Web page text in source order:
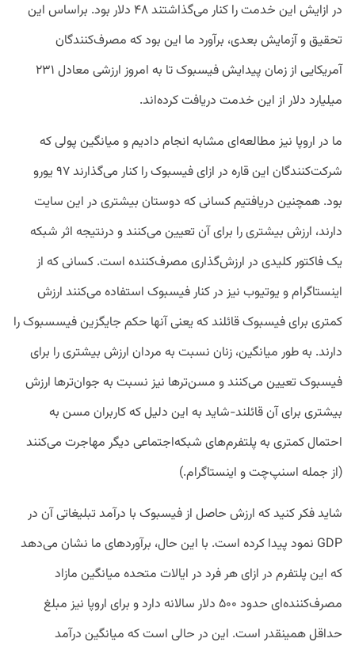
در ازایش این خدمت را کنار می‌گذاشتند ۴۸ دلار بود. براساس این
تحقیق و آزمایش بعدی، برآورد ما این بود که مصرف‌کنندگان
آمریکایی از زمان پیدایش فیسبوک تا به امروز ارزشی معادل ۲۳۱
میلیارد دلار از این خدمت دریافت کرده‌اند.
ما در اروپا نیز مطالعه‌ای مشابه انجام دادیم و میانگین پولی که
شرکت‌کنندگان این قاره در ازای فیسبوک را کنار می‌گذارند ۹۷ یورو
بود. همچنین دریافتیم کسانی که دوستان بیشتری در این سایت
دارند، ارزش بیشتری را برای آن تعیین می‌کنند و درنتیجه اثر شبکه
یک فاکتور کلیدی در ارزش‌گذاری مصرف‌کننده است. کسانی که از
اینستاگرام و یوتیوب نیز در کنار فیسبوک استفاده می‌کنند ارزش
کمتری برای فیسبوک قائلند که یعنی آنها حکم جایگزین فیسسبوک را
دارند. به طور میانگین، زنان نسبت به مردان ارزش بیشتری را برای
فیسبوک تعیین می‌کنند و مسن‌تر‌ها نیز نسبت به جوان‌تر‌ها ارزش
بیشتری برای آن قائلند-شاید به این دلیل که کاربران مسن به
احتمال کمتری به پلتفرم‌های شبکه‌اجتماعی دیگر مهاجرت می‌کنند
(از جمله اسنپ‌چت و اینستاگرام.)
شاید فکر کنید که ارزش حاصل از فیسبوک با درآمد تبلیغاتی آن در
GDP نمود پیدا کرده است. با این حال، برآورد‌های ما نشان می‌دهد
که این پلتفرم در ازای هر فرد در ایالات متحده میانگین مازاد
مصرف‌کننده‌ای حدود ۵۰۰ دلار سالانه دارد و برای اروپا نیز مبلغ
حداقل همینقدر است. این در حالی است که میانگین درآمد